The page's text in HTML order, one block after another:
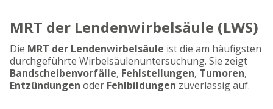
MRT der Lendenwirbelsäule (LWS)
Die MRT der Lendenwirbelsäule ist die am häufigsten
durchgeführte Wirbelsäulenuntersuchung. Sie zeigt
Bandscheibenvorfälle, Fehlstellungen, Tumoren,
Entzündungen oder Fehlbildungen zuverlässig auf.